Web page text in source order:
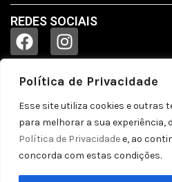
Política de Privacidade
Esse site utiliza cookies e outras
para melhorar a sua experiência,
Política de Privacidadee, ao
concorda com estas condições.
REDES SOCIAIS
© 2023
Todos os
Política de
by